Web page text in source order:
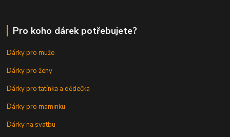
Pro koho dárek potřebujete?
Dárky pro muže
Dárky pro ženy
Dárky pro tatínka a dědečka
Dárky pro maminku
Dárky na svatbu